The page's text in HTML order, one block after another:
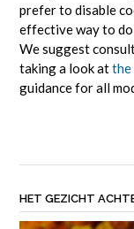
prefer to disable
effective way to
We suggest
taking a look atthe
guidance for all
HET GEZICHT